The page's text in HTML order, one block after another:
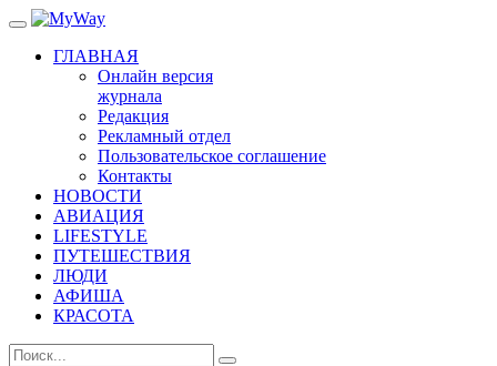
ГЛАВНАЯ
Онлайн версия
журнала
Редакция
Рекламный отдел
Пользовательское соглашение
Контакты
НОВОСТИ
АВИАЦИЯ
LIFESTYLE
ПУТЕШЕСТВИЯ
ЛЮДИ
АФИША
КРАСОТА